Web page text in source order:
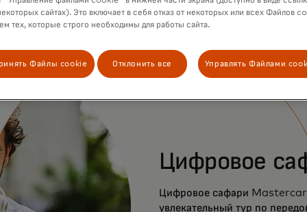
Цифровое
Цифровое сафари
увлекательный тур по
сайтах). Это включает в себя отказ от некоторых или всех Файлов
тех, которые строго необходимы для работы сайта.
Файлы cookie Отклонить все Управлять Файлами